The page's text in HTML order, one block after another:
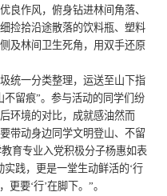
良作风，俯身钻进林间角落、
捡拾沿途散落的饮料瓶、塑料
及林间卫生死角，用双手还原
统一分类整理，运送至山下指
留痕”。参与活动的同学们纷
环境的对比，成就感油然而
带动身边同学文明登山、不留
育专业入党积极分子杨惠如表
践，更是一堂生动鲜活的‘行
更要‘行’在脚下。”。